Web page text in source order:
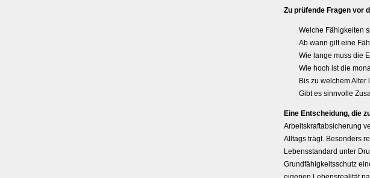
Zu prüfende Fragen vor
Welche Fähigkeiten
Ab wann gilt eine
Wie lange muss die
Wie hoch ist die
Bis zu welchem Alter
Gibt es sinnvolle
Eine Entscheidung, die
Arbeitskraftabsicherung
Alltags trägt. Besonders
Lebensstandard unter
Grundfähigkeitsschutz